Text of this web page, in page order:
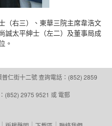
（右三）、東華三院主席韋浩文
誠太平紳士（左二）及董事局成
。
普仁街十二號查詢電話：(852) 2859
(852) 2975 9521 或 電郵